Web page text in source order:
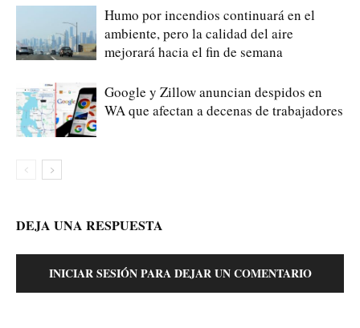
Humo por incendios continuará en el
ambiente, pero la calidad del aire
mejorará hacia el fin de semana
Google y Zillow anuncian despidos en
WA que afectan a decenas de trabajadores
DEJA UNA RESPUESTA
INICIAR SESIÓN PARA DEJAR UN COMENTARIO